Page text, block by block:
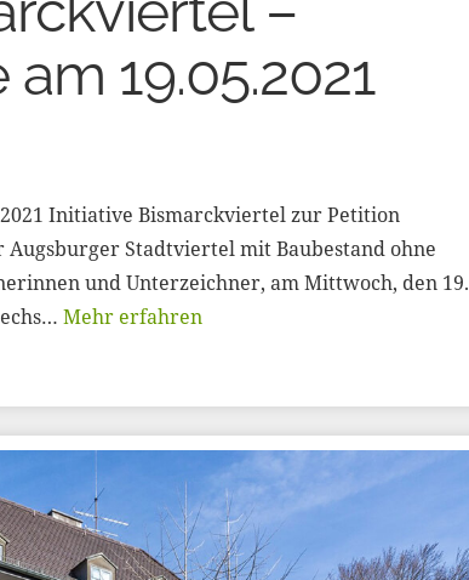
19.05.2021
Initiative Bismarckviertel zur Petition
Augsburger Stadtviertel mit Baubestand ohne
und Unterzeichner, am Mittwoch, den 19.
Mehr erfahren